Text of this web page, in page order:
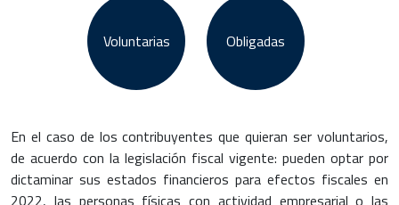
Voluntarias Obligadas
En el caso de los contribuyentes que quieran ser voluntarios,
de acuerdo con la legislación fiscal vigente: pueden optar por
dictaminar sus estados financieros para efectos fiscales en